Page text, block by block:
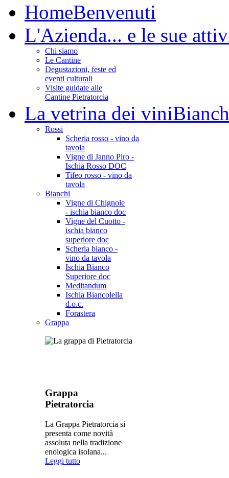
HomeBenvenuti
L'Azienda... e le sue
Chi siamo
Le Cantine
Degustazioni, feste ed
eventi culturali
Visite guidate alle
Cantine Pietratorcia
La vetrina dei vini
Rossi
Scheria rosso - vino da
tavola
Vigne di Janno Piro -
Ischia Rosso DOC
Tifeo rosso - vino da
tavola
Bianchi
Vigne di Chignole
- ischia bianco doc
Vigne del Cuotto -
ischia bianco
superiore doc
Scheria bianco -
vino da tavola
Ischia Bianco
Superiore doc
Meditandum
Ischia Biancolella
d.o.c.
Forastera
Grappa
Grappa
Pietratorcia
La Grappa Pietratorcia si
presenta come novità
assoluta nella tradizione
enologica isolana...
Leggi tutto